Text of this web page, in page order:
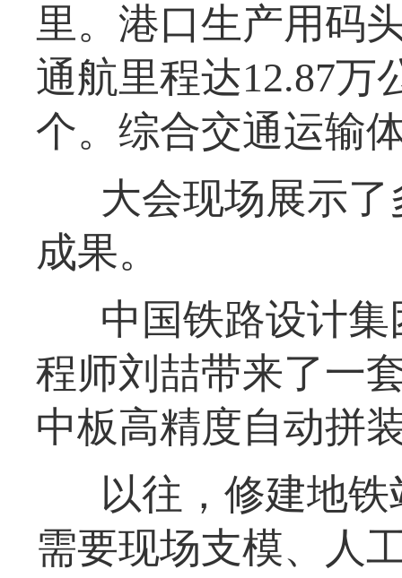
里。港口生产用码
通航里程达12.87万
个。综合交通运输
大会现场展示
成果。
中国铁路设计
程师刘喆带来了一
中板高精度自动拼
以往，修建地
需要现场支模、人